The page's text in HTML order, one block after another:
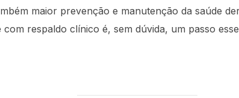
maior prevenção e manutenção da saúde
respaldo clínico é, sem dúvida, um passo